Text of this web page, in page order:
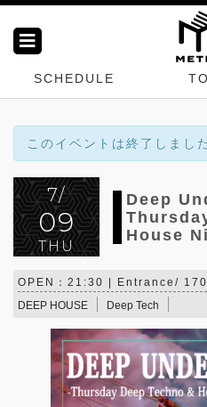
SCHEDULE
このイベントは終了しまし
7/
09
THU
Deep
House
OPEN：21:30 | Entrance/
DEEP HOUSE
Deep Tech